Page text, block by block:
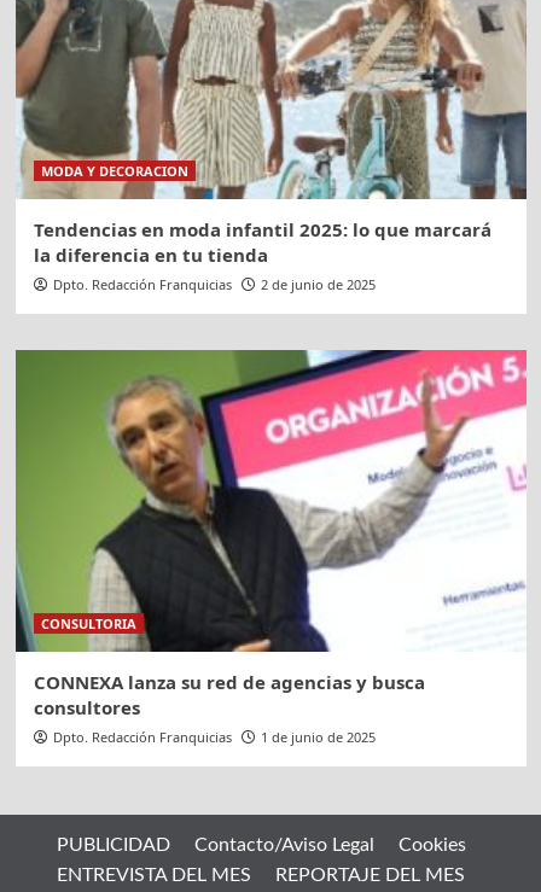
MODA Y DECORACION
Tendencias en moda infantil 2025: lo que marcará
la diferencia en tu tienda
Dpto. Redacción Franquicias 2 de junio de 2025
CONSULTORIA
CONNEXA lanza su red de agencias y busca
consultores
Dpto. Redacción Franquicias 1 de junio de 2025
PUBLICIDAD Contacto/Aviso Legal
Cookies
ENTREVISTA DEL MES
REPORTAJE DEL MES